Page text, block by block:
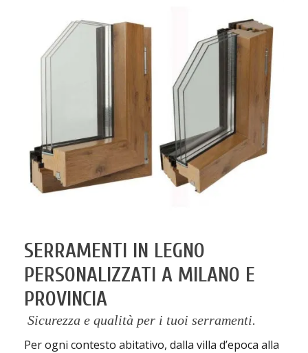
SERRAMENTI IN LEGNO
PERSONALIZZATI A MILANO E
PROVINCIA
Sicurezza e qualità per i tuoi serramenti.
Per ogni contesto abitativo, dalla villa d’epoca alla